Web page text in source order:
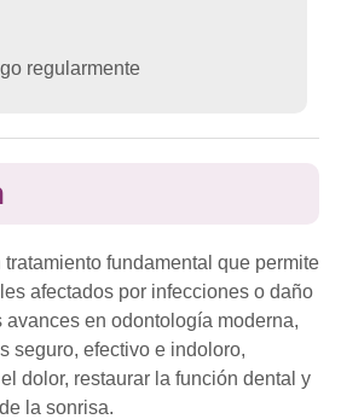
regularmente
fundamental que permite
afectados por infecciones o daño
avances en odontología moderna,
seguro, efectivo e indoloro,
dolor, restaurar la función dental y
la sonrisa.